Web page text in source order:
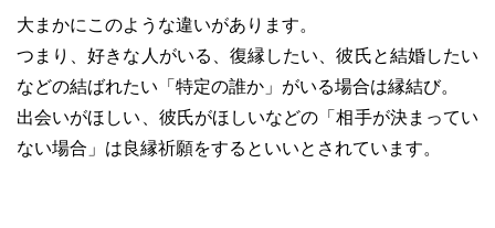
大まかにこのような違いがあります。
つまり、好きな人がいる、復縁したい、彼氏と結婚したい
などの結ばれたい「特定の誰か」がいる場合は縁結び。
出会いがほしい、彼氏がほしいなどの「相手が決まってい
ない場合」は良縁祈願をするといいとされています。